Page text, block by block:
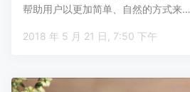
帮助用户以更加简单、自然的方式来…
2018 年 5 月 21 日, 7:50 下午